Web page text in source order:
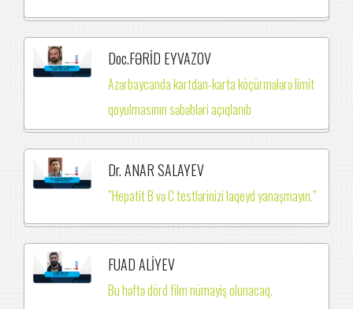
Doc.FƏRİD EYVAZOV
Azərbaycanda kartdan-karta köçürmələrə limit
qoyulmasının səbəbləri açıqlanıb
Dr. ANAR SALAYEV
”Hepatit B və C testlərinizi laqeyd yanaşmayın.”
FUAD ALİYEV
Bu həftə dörd film nümayiş olunacaq.